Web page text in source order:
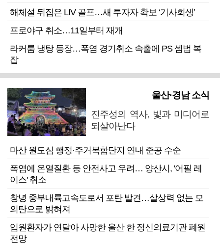
해체설 뒤집은 LIV 골프…새 투자자 확보 ‘기사회생’
프로야구 취소…11일부터 재개
라커룸 냉탕 등장…폭염 경기취소 속출에 PS 셈법 복
잡
울산·경남 소식
진주성의 역사, 빛과 미디어로
되살아난다
마산 원도심 행정·주거복합단지 연내 준공 수순
폭염에 온열질환 등 안전사고 우려… 양산시, '어필 레
이스' 취소
창녕 중부내륙고속도로서 포탄 발견…살상력 없는 모
의탄으로 밝혀져
입원환자가 연달아 사망한 울산 한 정신의료기관 폐원
전망